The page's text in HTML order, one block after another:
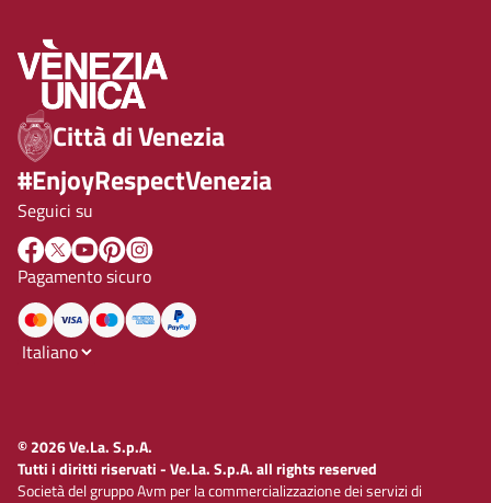
Città di Venezia
#EnjoyRespectVenezia
Seguici su
Pagamento sicuro
© 2026 Ve.La. S.p.A.
Tutti i diritti riservati - Ve.La. S.p.A. all rights reserved
Società del gruppo Avm per la commercializzazione dei servizi di